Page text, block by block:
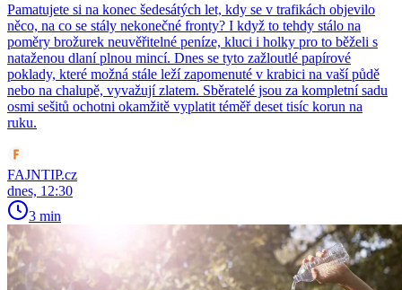
Pamatujete si na konec šedesátých let, kdy se v trafikách objevilo
něco, na co se stály nekonečné fronty? I když to tehdy stálo na
poměry brožurek neuvěřitelné peníze, kluci i holky pro to běželi s
nataženou dlaní plnou mincí. Dnes se tyto zažloutlé papírové
poklady, které možná stále leží zapomenuté v krabici na vaší půdě
nebo na chalupě, vyvažují zlatem. Sběratelé jsou za kompletní sadu
osmi sešitů ochotni okamžitě vyplatit téměř deset tisíc korun na
ruku.
FAJNTIP.cz
dnes, 12:30
3 min